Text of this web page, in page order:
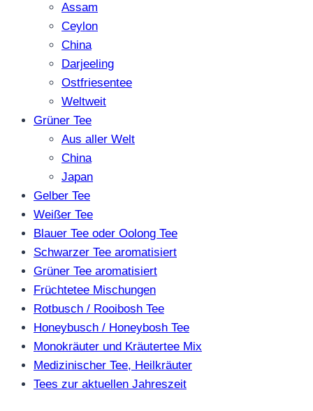
Assam
Ceylon
China
Darjeeling
Ostfriesentee
Weltweit
Grüner Tee
Aus aller Welt
China
Japan
Gelber Tee
Weißer Tee
Blauer Tee oder Oolong Tee
Schwarzer Tee aromatisiert
Grüner Tee aromatisiert
Früchtetee Mischungen
Rotbusch / Rooibosh Tee
Honeybusch / Honeybosh Tee
Monokräuter und Kräutertee Mix
Medizinischer Tee, Heilkräuter
Tees zur aktuellen Jahreszeit